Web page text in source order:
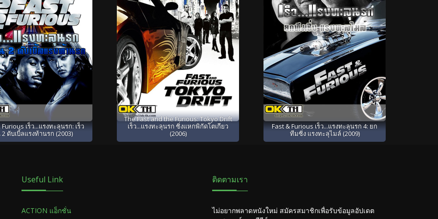
Furious เร็ว...แรงทะลุนรก: เร็ว
ดับเบิ้ลแรงท้านรก (2003)
The Fast and the Furious: Tokyo Drift
เร็ว...แรงทะลุนรก ซิ่งแหกพิกัดโตเกียว
(2006)
Fast & Furious เร็ว...แรงทะลุนรก 4: ยก
ทีมซิ่ง แรงทะลุไมล์ (2009)
Useful Link
ACTION แอ็กชั่น
ติดตามเรา
ไม่อยากพลาดหนังใหม่ สมัครสมาชิกเพื่อรับข้อมูลอัปเดต